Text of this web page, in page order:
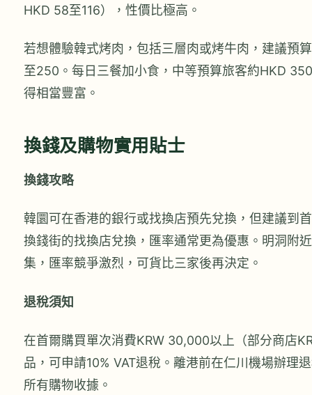
HKD 58至116），性價比極高。
若想體驗韓式烤肉，包括三層肉或烤牛肉，建議預
至250。每日三餐加小食，中等預算旅客約HKD
得相當豐富。
換錢及購物實用貼士
換錢攻略
韓圜可在香港的銀行或找換店預先兌換，但建議到
換錢街的找換店兌換，匯率通常更為優惠。明洞附
集，匯率競爭激烈，可貨比三家後再決定。
退稅須知
在首爾購買單次消費KRW 30,000以上（部分商店
品，可申請10% VAT退稅。離港前在仁川機場辦理
所有購物收據。